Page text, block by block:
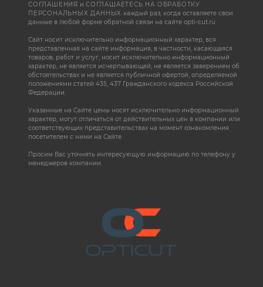
СОГЛАШЕНИЯ иСОГЛАШАЕТЕСЬ НА ОБРАБОТКУ
ПЕРСОНАЛЬНЫХ ДАННЫХ каждый раз, когда оставляете свои
данные в любой форме обратной связи на сайте opti-cut.ru
Сайт носит исключительно информационный характер, вся
представленная на сайте информация, в частности, касающаяся
товаров, работ и услуг, носит исключительно информационный
характер, не является исчерпывающей, не является заверением об
обстоятельствах и не является публичной офертой, определяемой
положениями статей 435, 437 Гражданского кодекса Российской
Федерации.
Указанные на Сайте цены носят исключительно информационный
характер, могут отличаться от действительных цен в компании или
соответствующих представительствах на момент ознакомления
посетителем с ними на Сайте.
Просим Вас уточнять интересующую информацию по телефону у
менеджеров компании.